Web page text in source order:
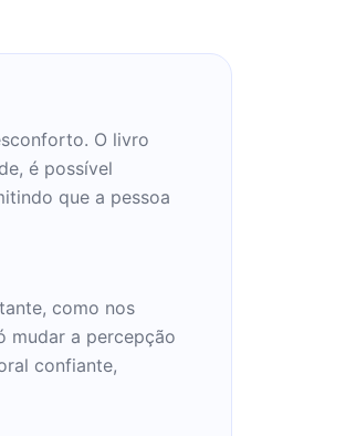
O livro
é possível
que a pessoa
como nos
mudar a percepção
confiante,